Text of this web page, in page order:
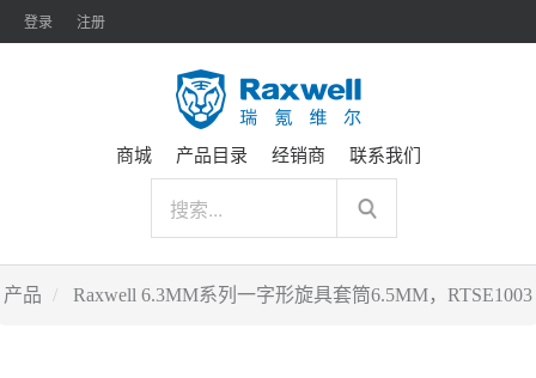
登录 注册
商城 产品目录 经销商 联系我们
产品 Raxwell 6.3MM系列一字形旋具套筒6.5MM，RTSE1003